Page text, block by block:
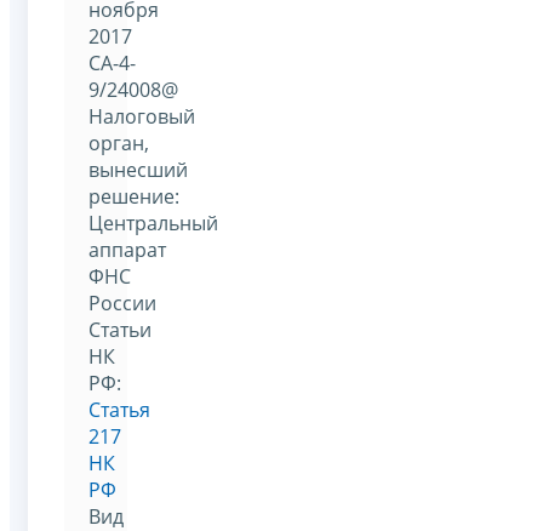
ноября
2017
СА-4-
9/24008@
Налоговый
орган,
вынесший
решение:
Центральный
аппарат
ФНС
России
Статьи
НК
РФ:
Статья
217
НК
РФ
Вид